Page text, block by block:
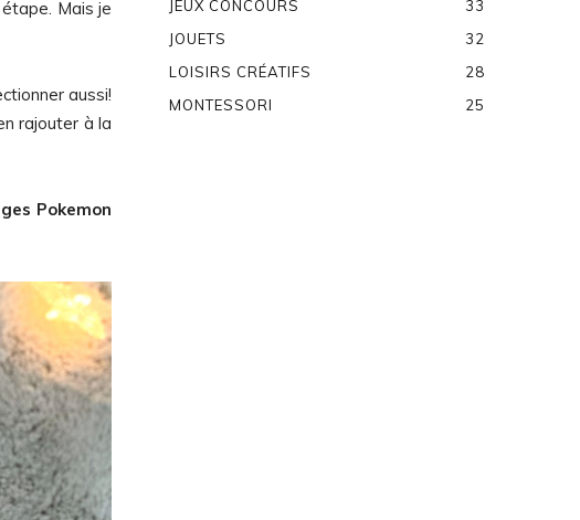
Mais je
aussi!
rajouter à la
Pokemon
JEUX CONCOURS
33
JOUETS
32
LOISIRS CRÉATIFS
28
MONTESSORI
25